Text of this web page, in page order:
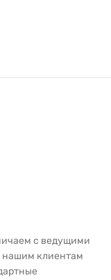
с ведущими
нашим клиентам